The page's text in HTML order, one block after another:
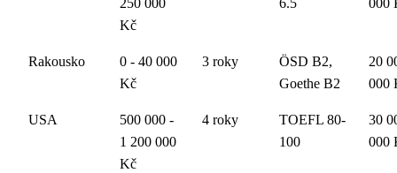
250 000
Kč
6.5
000
Rakousko
0 - 40 000
Kč
3 roky
ÖSD B2,
Goethe B2
20
000
USA
500 000 -
1 200 000
Kč
4 roky
TOEFL 80-
100
30
000